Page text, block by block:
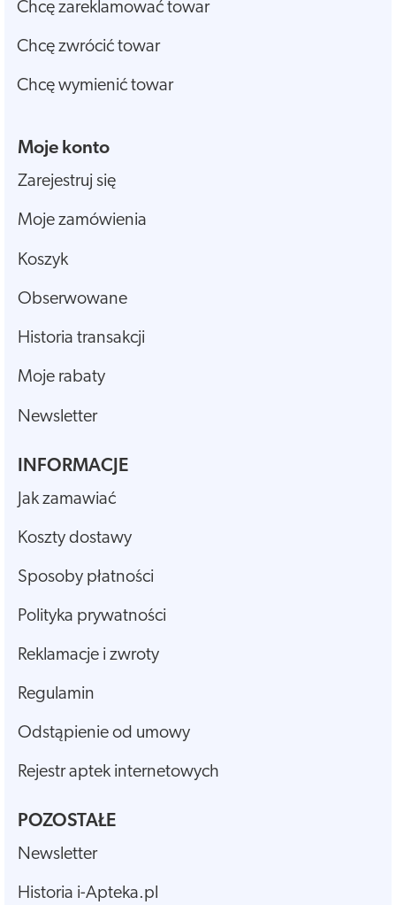
Chcę zareklamować towar
Chcę zwrócić towar
Chcę wymienić towar
Moje konto
Zarejestruj się
Moje zamówienia
Koszyk
Obserwowane
Historia transakcji
Moje rabaty
Newsletter
INFORMACJE
Jak zamawiać
Koszty dostawy
Sposoby płatności
Polityka prywatności
Reklamacje i zwroty
Regulamin
Odstąpienie od umowy
Rejestr aptek internetowych
POZOSTAŁE
Newsletter
Historia i-Apteka.pl